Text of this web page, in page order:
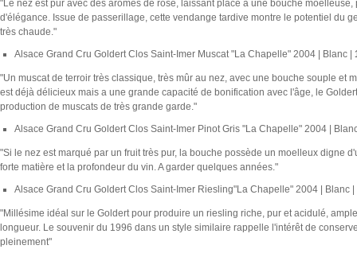
"Le nez est pur avec des arômes de rose, laissant place à une bouche
d'élégance. Issue de passerillage, cette vendange tardive montre le potentiel du
très chaude."
Alsace Grand Cru Goldert Clos Saint-Imer Muscat "La Chapelle" 2004 | Blanc |
"Un muscat de terroir très classique, très mûr au nez, avec une bouche souple et
est déjà délicieux mais a une grande capacité de bonification avec l'âge, le
production de muscats de très grande garde."
Alsace Grand Cru Goldert Clos Saint-Imer Pinot Gris "La Chapelle" 2004 |
"Si le nez est marqué par un fruit très pur, la bouche possède un moelleux digne
forte matière et la profondeur du vin. A garder quelques années."
Alsace Grand Cru Goldert Clos Saint-Imer Riesling"La Chapelle" 2004 | Blanc |
"Millésime idéal sur le Goldert pour produire un riesling riche, pur et acidulé,
longueur. Le souvenir du 1996 dans un style similaire rappelle l'intérêt de
pleinement"